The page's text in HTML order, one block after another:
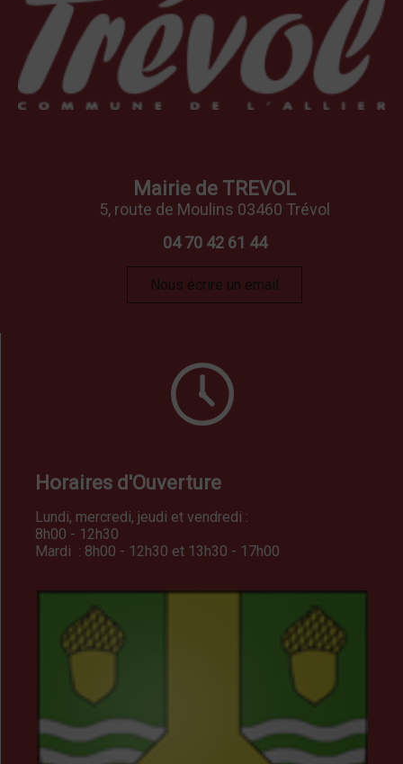
Mairie de TREVOL
5, route de Moulins 03460 Trévol
04 70 42 61 44
Nous écrire un email
Horaires d'Ouverture
Lundi, mercredi, jeudi et vendredi :
8h00 - 12h30
Mardi : 8h00 - 12h30 et 13h30 - 17h00